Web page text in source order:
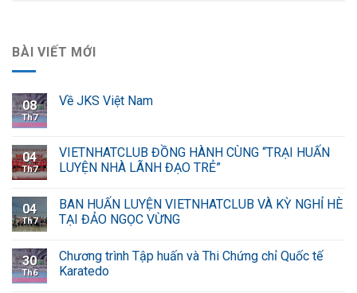
BÀI VIẾT MỚI
08
Th7
Về JKS Việt Nam
04
Th7
VIETNHATCLUB ĐỒNG HÀNH CÙNG “TRẠI HUẤN
LUYỆN NHÀ LÃNH ĐẠO TRẺ”
04
Th7
BAN HUẤN LUYỆN VIETNHATCLUB VÀ KỲ NGHỈ HÈ
TẠI ĐẢO NGỌC VỪNG
30
Th6
Chương trình Tập huấn và Thi Chứng chỉ Quốc tế
Karatedo